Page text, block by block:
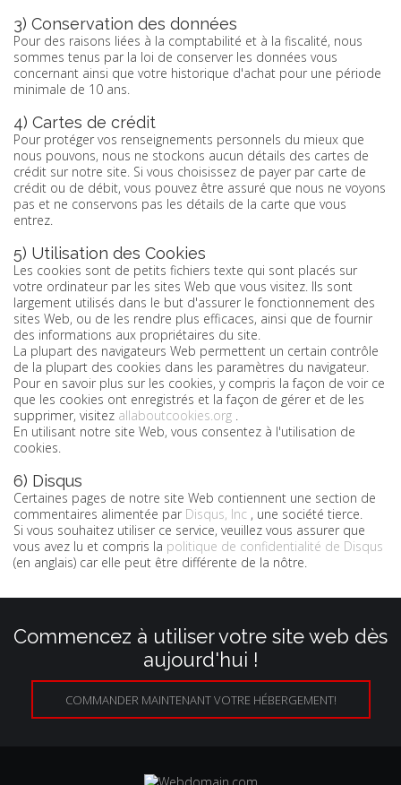
3) Conservation des données
Pour des raisons liées à la comptabilité et à la fiscalité, nous
sommes tenus par la loi de conserver les données vous
concernant ainsi que votre historique d'achat pour une période
minimale de 10 ans.
4) Cartes de crédit
Pour protéger vos renseignements personnels du mieux que
nous pouvons, nous ne stockons aucun détails des cartes de
crédit sur notre site. Si vous choisissez de payer par carte de
crédit ou de débit, vous pouvez être assuré que nous ne voyons
pas et ne conservons pas les détails de la carte que vous
entrez.
5) Utilisation des Cookies
Les cookies sont de petits fichiers texte qui sont placés sur
votre ordinateur par les sites Web que vous visitez. Ils sont
largement utilisés dans le but d'assurer le fonctionnement des
sites Web, ou de les rendre plus efficaces, ainsi que de fournir
des informations aux propriétaires du site.
La plupart des navigateurs Web permettent un certain contrôle
de la plupart des cookies dans les paramètres du navigateur.
Pour en savoir plus sur les cookies, y compris la façon de voir ce
que les cookies ont enregistrés et la façon de gérer et de les
supprimer, visitez allaboutcookies.org .
En utilisant notre site Web, vous consentez à l'utilisation de
cookies.
6) Disqus
Certaines pages de notre site Web contiennent une section de
commentaires alimentée par Disqus, Inc , une société tierce.
Si vous souhaitez utiliser ce service, veuillez vous assurer que
vous avez lu et compris la politique de confidentialité de Disqus
(en anglais) car elle peut être différente de la nôtre.
Commencez à utiliser votre site web dès
aujourd'hui !
COMMANDER MAINTENANT VOTRE HÉBERGEMENT!